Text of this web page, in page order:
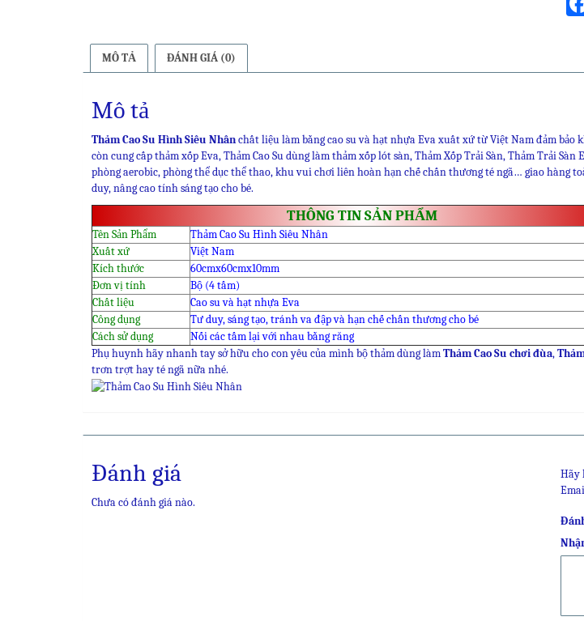
số
MÔ TẢ ĐÁNH GIÁ (0)
Mô tả
Thảm Cao Su Hình Siêu Nhânchất liệu làm bằng cao su và hạt nhựa Eva xuất xứ từ Việt Nam đảm bảo
còn cung cấp thảm xốp Eva, Thảm Cao Su dùng làm thảm xốp lót sàn, Thảm Xốp Trải Sàn, Thảm Trải
phòng aerobic, phòng thể dục thể thao, khu vui chơi liên hoàn hạn chế chấn thương té ngã… giao hàng
duy, nâng cao tính sáng tạo cho bé.
THÔNG TIN SẢN PHẨM
Tên Sản Phẩm
Thảm Cao Su Hình Siêu Nhân
Xuất xứ
Việt Nam
Kích thước
60cmx60cmx10mm
Đơn vị tính
Bộ (4 tấm)
Chất liệu
Cao su và hạt nhựa Eva
Công dụng
Tư duy, sáng tạo, tránh va đập và hạn chế chấn thương cho bé
Cách sử dụng
Nối các tấm lại với nhau bằng răng
Phụ huynh hãy nhanh tay sở hữu cho con yêu của mình bộ thảm dùng làmThảm Cao Su chơi đùa,
trơn trợt hay té ngã nữa nhé.
Đánh giá
Chưa có đánh giá nào.
Hãy